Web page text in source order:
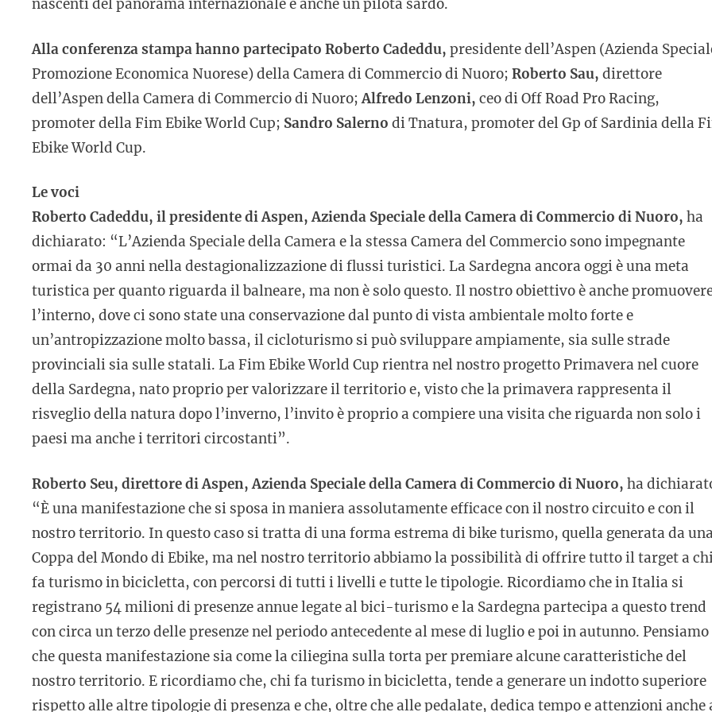
nascenti del panorama internazionale e anche un pilota sardo.
Alla conferenza stampa hanno partecipato Roberto Cadeddu, presidente dell’Aspen (Azienda
Promozione Economica Nuorese) della Camera di Commercio di Nuoro; Roberto Sau, direttore
dell’Aspen della Camera di Commercio di Nuoro;Alfredo Lenzoni, ceo di Off Road Pro Racing,
promoter della Fim Ebike World Cup; Sandro Salerno di Tnatura, promoter del Gp of Sardinia della
Ebike World Cup.
Le voci
Roberto Cadeddu, il presidente di Aspen, Azienda Speciale della Camera di Commercio di Nuoro, ha
dichiarato: “L’Azienda Speciale della Camera e la stessa Camera del Commercio sono impegnante
ormai da 30 anni nella destagionalizzazione di flussi turistici. La Sardegna ancora oggi è una meta
turistica per quanto riguarda il balneare, ma non è solo questo. Il nostro obiettivo è anche
l’interno, dove ci sono state una conservazione dal punto di vista ambientale molto forte e
un’antropizzazione molto bassa, il cicloturismo si può sviluppare ampiamente, sia sulle strade
provinciali sia sulle statali. La Fim Ebike World Cup rientra nel nostro progetto Primavera nel cuore
della Sardegna, nato proprio per valorizzare il territorio e, visto che la primavera rappresenta il
risveglio della natura dopo l’inverno, l’invito è proprio a compiere una visita che riguarda non solo i
paesi ma anche i territori circostanti”.
Roberto Seu, direttore di Aspen, Azienda Speciale della Camera di Commercio di Nuoro, ha
“È una manifestazione che si sposa in maniera assolutamente efficace con il nostro circuito e con il
nostro territorio. In questo caso si tratta di una forma estrema di bike turismo, quella generata da una
Coppa del Mondo di Ebike, ma nel nostro territorio abbiamo la possibilità di offrire tutto il target a
fa turismo in bicicletta, con percorsi di tutti i livelli e tutte le tipologie. Ricordiamo che in Italia si
registrano 54 milioni di presenze annue legate al bici-turismo e la Sardegna partecipa a questo trend
con circa un terzo delle presenze nel periodo antecedente al mese di luglio e poi in autunno. Pensiamo
che questa manifestazione sia come la ciliegina sulla torta per premiare alcune caratteristiche del
nostro territorio. E ricordiamo che, chi fa turismo in bicicletta, tende a generare un indotto superiore
rispetto alle altre tipologie di presenza e che, oltre che alle pedalate, dedica tempo e attenzioni anche